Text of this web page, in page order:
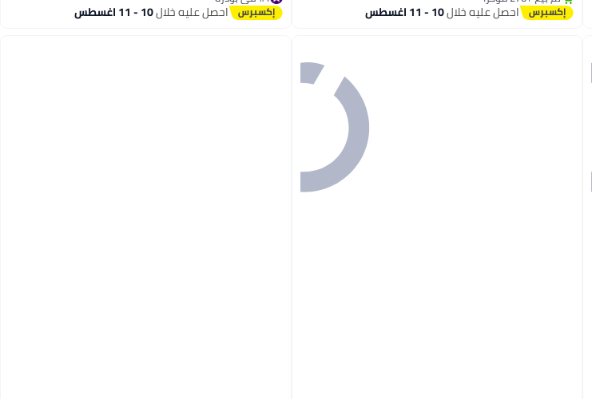
احصل عليه خلال10 - 11 اغسطس #1 في بودرة احصل عليه خلال10 - 11 اغسطس